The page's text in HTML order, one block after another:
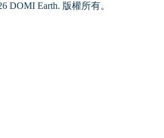
DOMI Earth. 版權所有。